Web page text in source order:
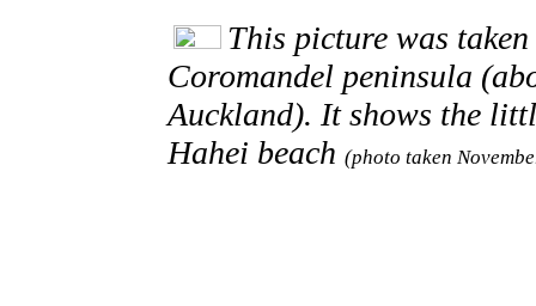
This picture was
Coromandel peninsula
Auckland). It shows the
Hahei beach (photo taken